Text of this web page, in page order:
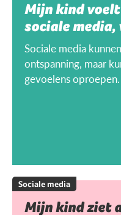
Mijn kind
sociale media,
Sociale media
ontspanning, maar
gevoelens
Sociale media
Mijn kind ziet